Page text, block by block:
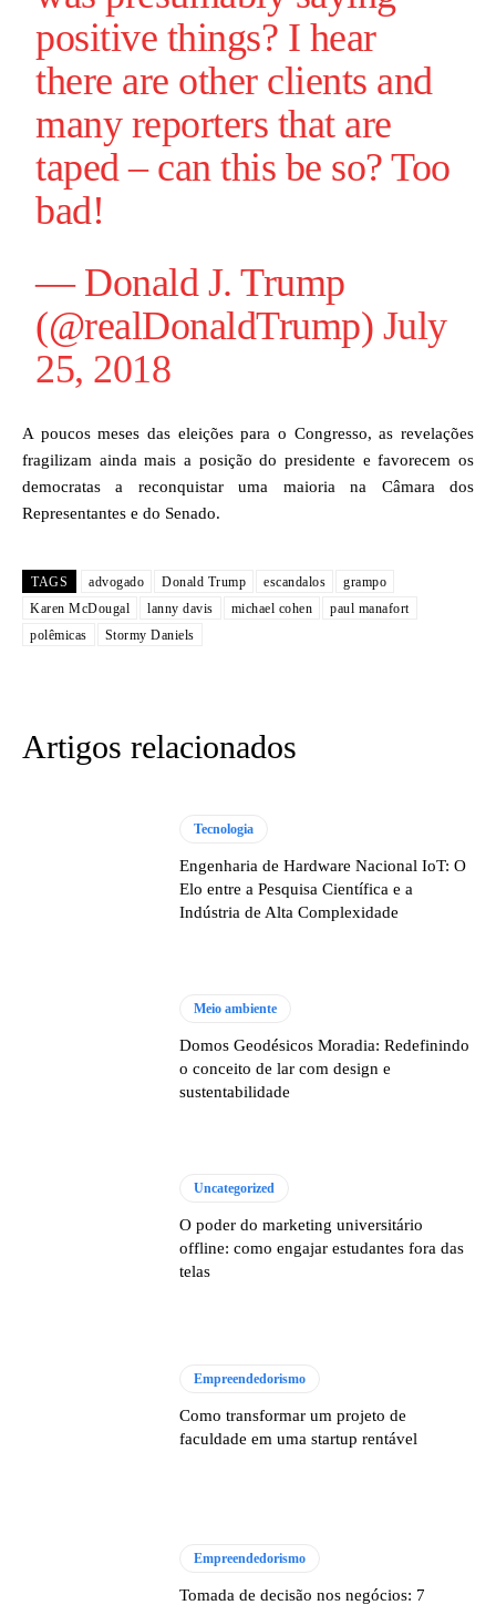
positive things? I hear
there are other clients and
many reporters that are
taped – can this be so? Too
bad!
— Donald J. Trump
(@realDonaldTrump) July
25, 2018
A poucos meses das eleições para o Congresso, as revelações
fragilizam ainda mais a posição do presidente e favorecem os
democratas a reconquistar uma maioria na Câmara dos
Representantes e do Senado.
TAGS advogado Donald Trump escandalos
grampo
Karen McDougal
lanny davis michael cohen
paul manafort
polêmicas
Stormy Daniels
Artigos relacionados
Tecnologia
Engenharia de Hardware Nacional IoT: O
Elo entre a Pesquisa Científica e a
Indústria de Alta Complexidade
Meio ambiente
Domos Geodésicos Moradia: Redefinindo
o conceito de lar com design e
sustentabilidade
Uncategorized
O poder do marketing universitário
offline: como engajar estudantes fora das
telas
Empreendedorismo
Como transformar um projeto de
faculdade em uma startup rentável
Empreendedorismo
Tomada de decisão nos negócios: 7